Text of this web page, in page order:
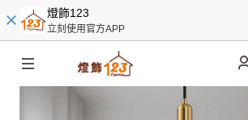
燈飾123
立刻使用官方APP